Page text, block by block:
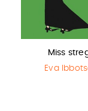
Miss
Eva